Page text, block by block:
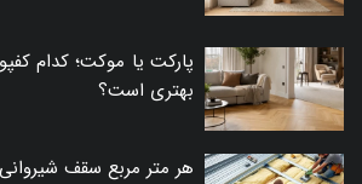
پارکت یا موکت؛ کدام
بهتری است؟
هر متر مربع سقف